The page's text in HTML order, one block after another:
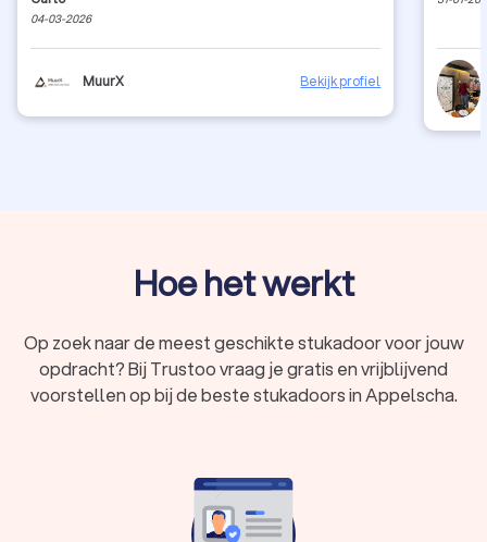
behanglijm – of schakel een professionele
04-03-2026
MuurX Bekijk profiel
Hoe het werkt
Op zoek naar de meest geschikte stukadoor voor jouw
opdracht? Bij Trustoo vraag je gratis en vrijblijvend
voorstellen op bij de beste stukadoors in Appelscha.